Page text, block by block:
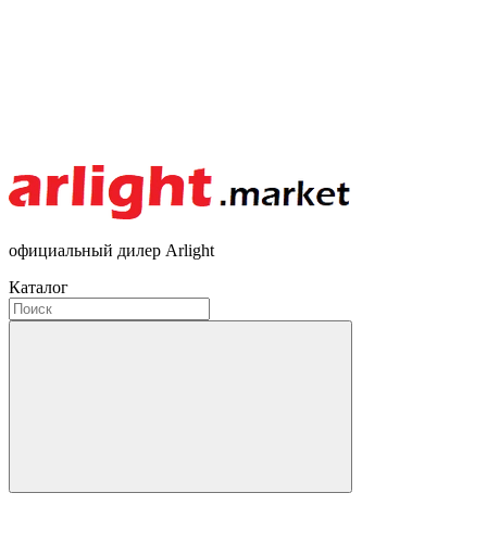
официальный дилер Arlight
Каталог